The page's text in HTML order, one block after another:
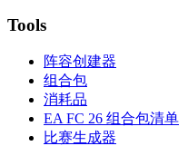
Tools
阵容创建器
组合包
消耗品
EA FC 26 组合包清单
比赛生成器